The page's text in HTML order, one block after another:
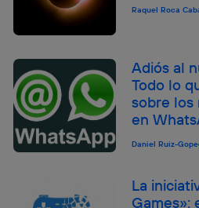
Raquel Roca
Adiós al
Todo lo
sobre los
en
Daniel Ruiz-
La
Games»: